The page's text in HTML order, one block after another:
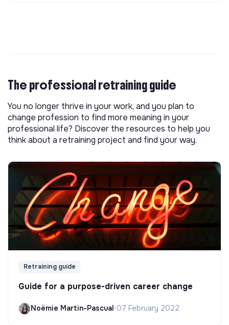
The professional retraining guide
You no longer thrive in your work, and you plan to
change profession to find more meaning in your
professional life? Discover the resources to help you
think about a retraining project and find your way.
Retraining guide
Guide for a purpose-driven career change
Noëmie Martin-Pascual•07 February 2022